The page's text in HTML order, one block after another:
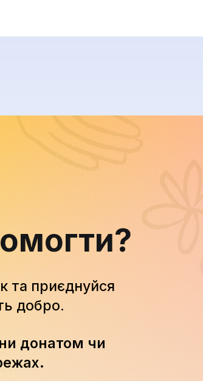
та приєднуйся
добро.
донатом чи